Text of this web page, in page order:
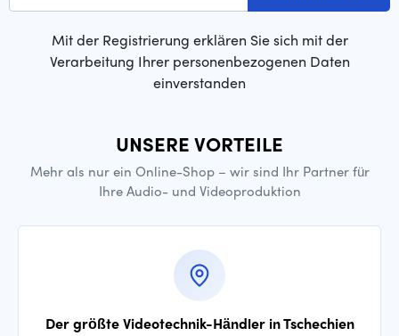
Mit der Registrierung erklären Sie sich mit der
Verarbeitung Ihrer personenbezogenen Daten
einverstanden
UNSERE VORTEILE
Mehr als nur ein Online-Shop – wir sind Ihr Partner für
Ihre Audio- und Videoproduktion
Der größte Videotechnik-Händler in Tschechien